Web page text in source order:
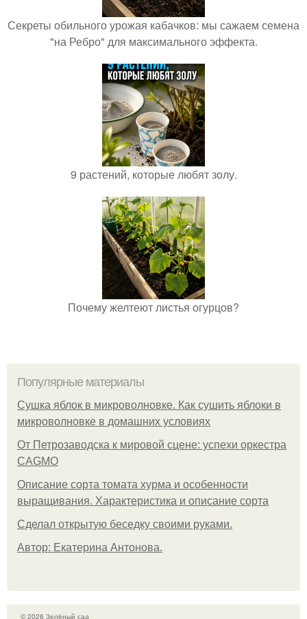
Секреты обильного урожая кабачков: мы сажаем семена
"на Ребро" для максимального эффекта.
9 растений, которые любят золу.
Почему желтеют листья огурцов?
Популярные материалы
Сушка яблок в микроволновке. Как сушить яблоки в
микроволновке в домашних условиях
От Петрозаводска к мировой сцене: успехи оркестра
CAGMO
Описание сорта томата хурма и особенности
выращивания. Характеристика и описание сорта
Сделал открытую беседку своими руками.
Автор: Екатерина Антонова.
© 2026 Зелёный сад